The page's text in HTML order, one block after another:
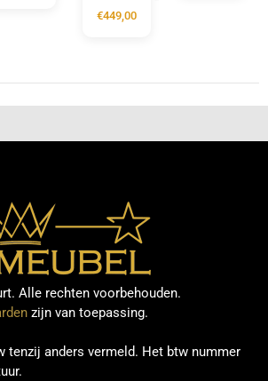
€449,00
Alle rechten voorbehouden.
zijn van toepassing.
tenzij anders vermeld. Het btw nummer